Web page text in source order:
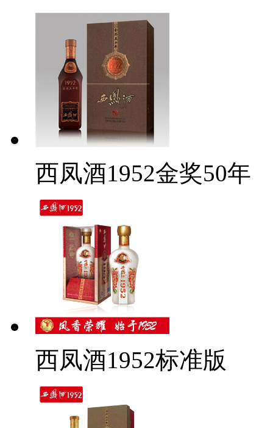
西凤酒1952金奖50年
西凤酒1952标准版